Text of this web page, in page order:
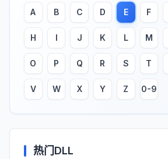
A B C D E F
H I J K L M
O P Q R S T
V W X Y Z 0-9
热门DLL